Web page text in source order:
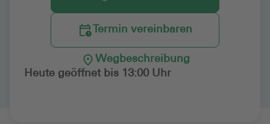
Termin vereinbaren
Wegbeschreibung
Heute geöffnet bis 13:00 Uhr